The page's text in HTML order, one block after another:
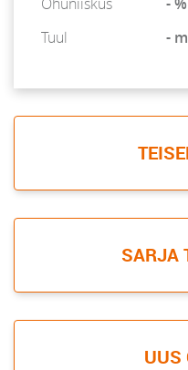
Tuul
-
SARJA
UUS